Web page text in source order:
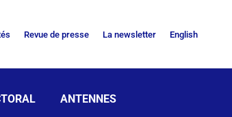
Revue de presse La newsletter English
ANTENNES